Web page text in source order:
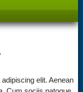
elit. Aenean